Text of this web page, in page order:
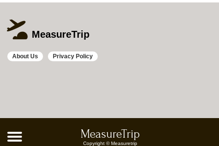
MeasureTrip
About Us Privacy Policy
MeasureTrip
Copyright © Measuretrip